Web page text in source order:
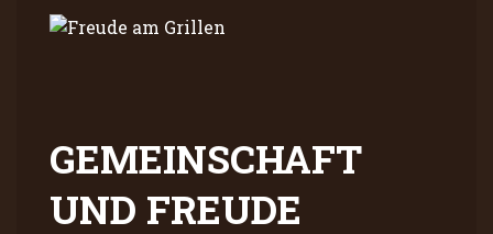
GEMEINSCHAFT
UND FREUDE